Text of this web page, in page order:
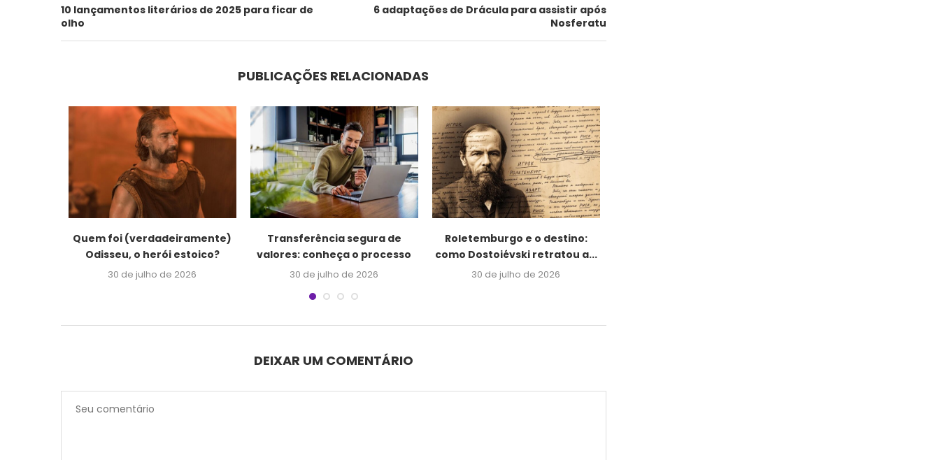
10 lançamentos literários de 2025 para ficar de
olho
6 adaptações de Drácula para assistir após
Nosferatu
PUBLICAÇÕES RELACIONADAS
Quem foi (verdadeiramente)
Odisseu, o herói estoico?
30 de julho de 2026
Transferência segura de
valores: conheça o processo
30 de julho de 2026
Roletemburgo e o destino:
como Dostoiévski retratou a...
30 de julho de 2026
DEIXAR UM COMENTÁRIO